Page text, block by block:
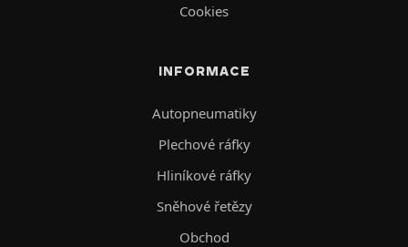
Cookies
INFORMACE
Autopneumatiky
Plechové ráfky
Hliníkové ráfky
Sněhové řetězy
Obchod